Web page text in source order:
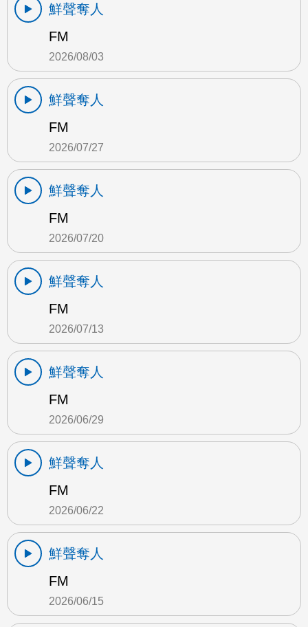
鮮聲奪人
FM
2026/08/03
鮮聲奪人
FM
2026/07/27
鮮聲奪人
FM
2026/07/20
鮮聲奪人
FM
2026/07/13
鮮聲奪人
FM
2026/06/29
鮮聲奪人
FM
2026/06/22
鮮聲奪人
FM
2026/06/15